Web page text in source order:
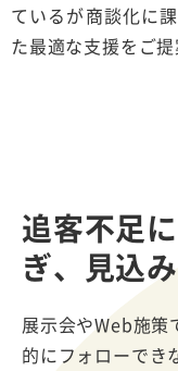
ているが商談化に
た最適な支援をご提
追客不足
ぎ、 見込
展示会やWeb施策
的にフォローでき